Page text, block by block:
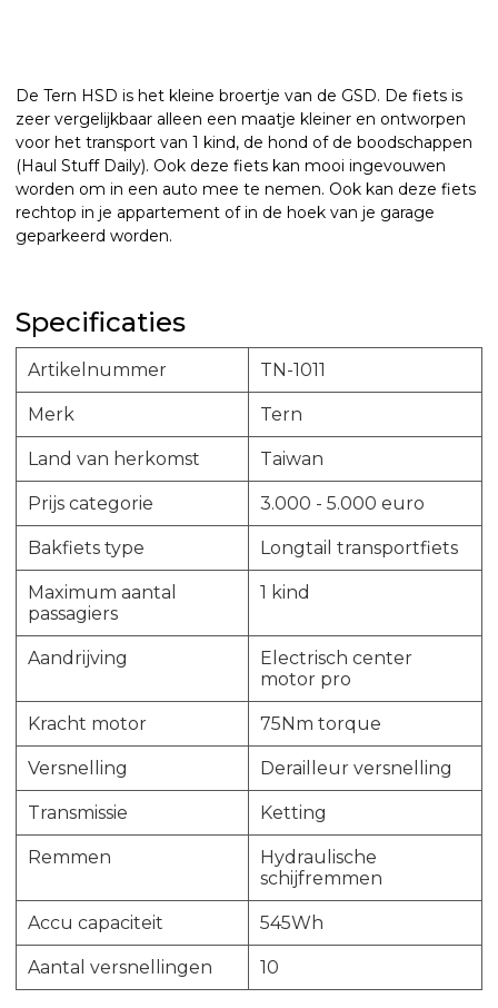
De Tern HSD is het kleine broertje van de GSD. De fiets is
zeer vergelijkbaar alleen een maatje kleiner en ontworpen
voor het transport van 1 kind, de hond of de boodschappen
(Haul Stuff Daily). Ook deze fiets kan mooi ingevouwen
worden om in een auto mee te nemen. Ook kan deze fiets
rechtop in je appartement of in de hoek van je garage
geparkeerd worden.
Specificaties
Artikelnummer TN-1011
Merk Tern
Land van herkomst Taiwan
Prijs categorie 3.000 - 5.000 euro
Bakfiets type Longtail transportfiets
Maximum aantal
passagiers
1 kind
Aandrijving
Electrisch center
motor pro
Kracht motor 75Nm torque
Versnelling Derailleur versnelling
Transmissie Ketting
Remmen
Hydraulische
schijfremmen
Accu capaciteit 545Wh
Aantal versnellingen 10